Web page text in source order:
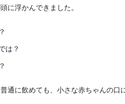
に浮かんできました。
は？
通に飲めても、小さな赤ちゃんの口